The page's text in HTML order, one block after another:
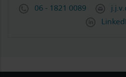
06 - 1821 0089